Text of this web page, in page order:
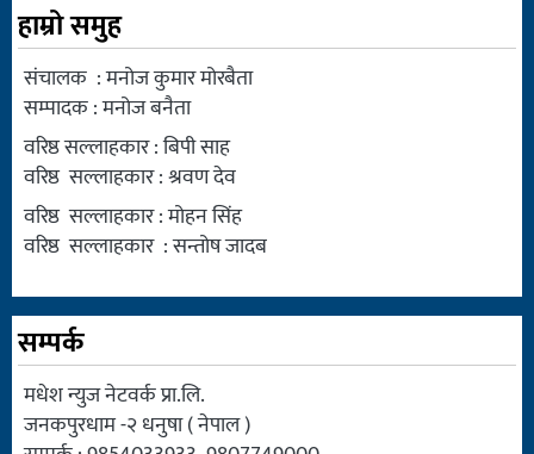
हाम्रो समुह
संचालक : मनोज कुमार मोरबैता
सम्पादक : मनोज बनैता
वरिष्ठ सल्लाहकार : बिपी साह
वरिष्ठ सल्लाहकार : श्रवण देव
वरिष्ठ सल्लाहकार : मोहन सिंह
वरिष्ठ सल्लाहकार : सन्तोष जादब
सम्पर्क
मधेश न्युज नेटवर्क प्रा.लि.
जनकपुरधाम -२ धनुषा ( नेपाल )